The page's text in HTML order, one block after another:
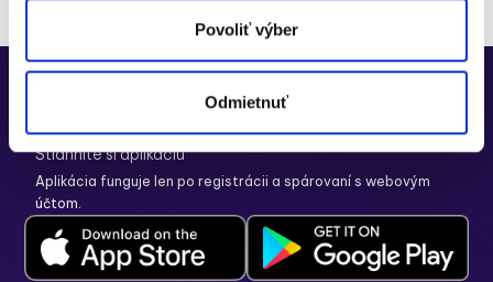
Povoliť výber
Odmietnuť
Stiahnite si aplikáciu
Aplikácia funguje len poregistráciia spárovaní s webovým
účtom.